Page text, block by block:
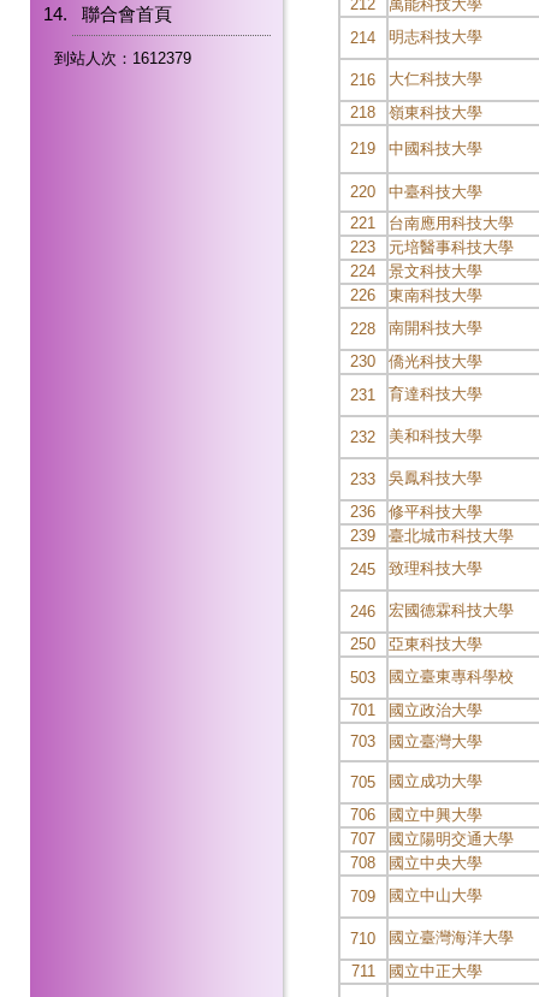
聯合會首頁
到站人次：1612379
212
萬能科技大學
214
明志科技大學
216
大仁科技大學
218
嶺東科技大學
219
中國科技大學
220
中臺科技大學
221
台南應用科技大學
223
元培醫事科技大學
224
景文科技大學
226
東南科技大學
228
南開科技大學
230
僑光科技大學
231
育達科技大學
232 美和科技大學
233
吳鳳科技大學
236
修平科技大學
239
臺北城市科技大學
245
致理科技大學
246
宏國德霖科技大學
250
亞東科技大學
503
國立臺東專科學校
701
國立政治大學
703
國立臺灣大學
705
國立成功大學
706
國立中興大學
707
國立陽明交通大學
708
國立中央大學
709
國立中山大學
710
國立臺灣海洋大學
711
國立中正大學